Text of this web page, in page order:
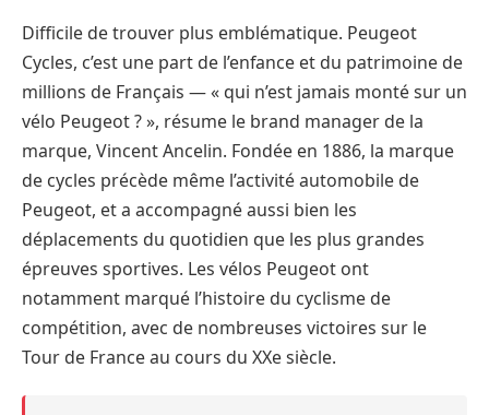
Difficile de trouver plus emblématique. Peugeot
Cycles, c’est une part de l’enfance et du patrimoine de
millions de Français — « qui n’est jamais monté sur un
vélo Peugeot ? », résume le brand manager de la
marque, Vincent Ancelin. Fondée en 1886, la marque
de cycles précède même l’activité automobile de
Peugeot, et a accompagné aussi bien les
déplacements du quotidien que les plus grandes
épreuves sportives. Les vélos Peugeot ont
notamment marqué l’histoire du cyclisme de
compétition, avec de nombreuses victoires sur le
Tour de France au cours du XXe siècle.